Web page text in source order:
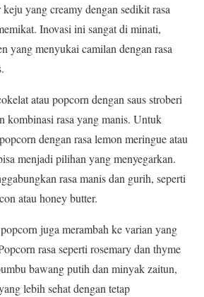
yang creamy dengan sedikit rasa
Inovasi ini sangat di minati,
yang menyukai camilan dengan rasa
atau popcorn dengan saus stroberi
kombinasi rasa yang manis. Untuk
dengan rasa lemon meringue atau
menjadi pilihan yang menyegarkan.
rasa manis dan gurih, seperti
atau honey butter.
juga merambah ke varian yang
rasa seperti rosemary dan thyme
bawang putih dan minyak zaitun,
lebih sehat dengan tetap